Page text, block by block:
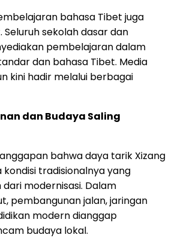
bahasa Tibet juga
sekolah dasar dan
pembelajaran dalam
dan bahasa Tibet. Media
kini hadir melalui berbagai
dan Budaya Saling
bahwa daya tarik Xizang
tradisionalnya yang
modernisasi. Dalam
pembangunan jalan, jaringan
modern dianggap
budaya lokal.